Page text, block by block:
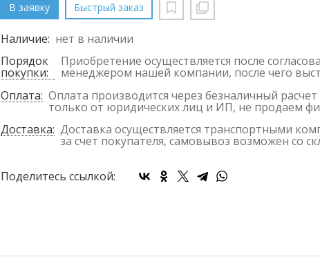
В заявку Быстрый заказ
Наличие: нет в наличии
Порядок
покупки:
Приобретение осуществляется после
менеджером нашей компании, после чего
Оплата: Оплата производится через безналичный
только от юридических лиц и ИП, не продаем
Доставка: Доставка осуществляется транспортными
за счет покупателя, самовывоз возможен со
Поделитесь ссылкой: